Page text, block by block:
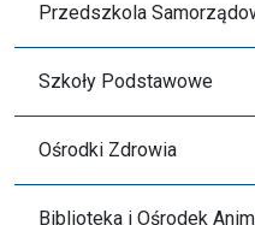
Przedszkola
Szkoły Podstawowe
Ośrodki Zdrowia
Biblioteka i Ośrodek